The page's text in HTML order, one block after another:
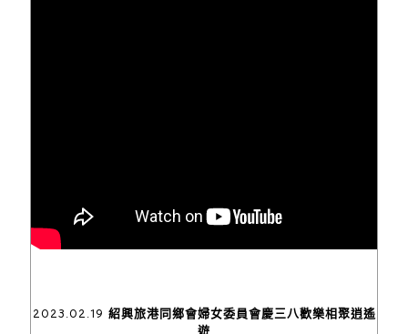
2023.02.19 紹興旅港同鄉會婦女委員會慶三八歡樂相聚逍遙
遊